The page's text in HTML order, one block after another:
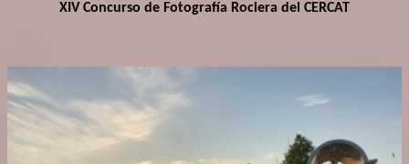
XIV Concurso de Fotografía Rociera del CERCAT